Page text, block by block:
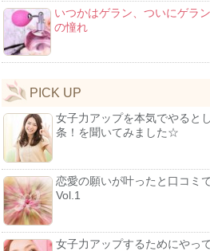
いつかはゲラン、ついにゲラ
の憧れ
PICK UP
女子力アップを本気でやると
条！を聞いてみました☆
恋愛の願いが叶ったと口コミ
Vol.1
女子力アップするためにやっ